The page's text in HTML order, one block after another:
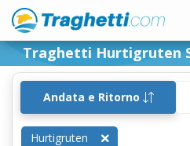
Traghetti Hurtigruten
Andata e Ritorno
Hurtigruten